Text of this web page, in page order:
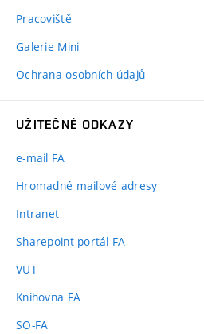
Pracoviště
Galerie Mini
Ochrana osobních údajů
UŽITEČNÉ ODKAZY
e-mail FA
Hromadné mailové adresy
Intranet
Sharepoint portál FA
VUT(externí
Knihovna FA
SO-FA